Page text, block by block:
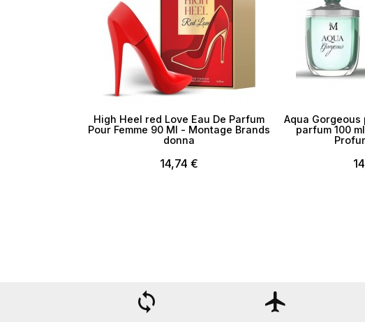
High Heel red Love Eau De Parfum
Pour Femme 90 Ml - Montage Brands
donna
14,74 €
Aqua Gorgeous
parfum 100
loop flight